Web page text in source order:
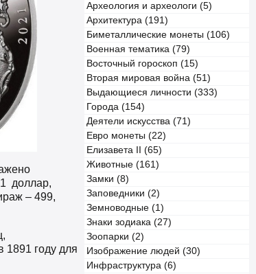
Археология и археологи (5)
Архитектура (191)
Биметаллические монеты (106)
Военная тематика (79)
Восточный гороскоп (15)
Вторая мировая война (51)
Выдающиеся личности (333)
Города (154)
Деятели искусства (71)
Евро монеты (22)
Елизавета II (65)
Животные (161)
Замки (8)
Заповедники (2)
Земноводные (1)
Знаки зодиака (27)
Зоопарки (2)
Изображение людей (30)
Инфраструктура (6)
доллар,
– 499,
1891 году для